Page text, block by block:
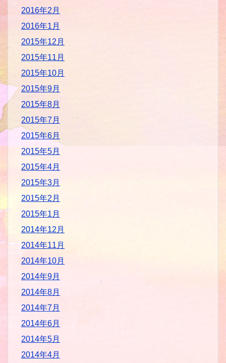
2016年2月
2016年1月
2015年12月
2015年11月
2015年10月
2015年9月
2015年8月
2015年7月
2015年6月
2015年5月
2015年4月
2015年3月
2015年2月
2015年1月
2014年12月
2014年11月
2014年10月
2014年9月
2014年8月
2014年7月
2014年6月
2014年5月
2014年4月